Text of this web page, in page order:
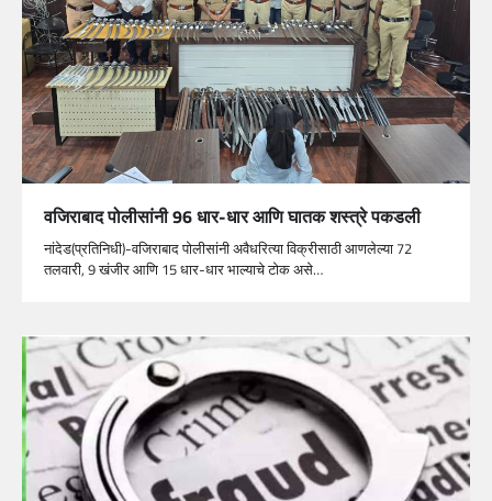
वजिराबाद पोलीसांनी 96 धार-धार आणि घातक शस्त्रे पकडली
नांदेड(प्रतिनिधी)-वजिराबाद पोलीसांनी अवैधरित्या विक्रीसाठी आणलेल्या 72
तलवारी, 9 खंजीर आणि 15 धार-धार भाल्याचे टोक असे…